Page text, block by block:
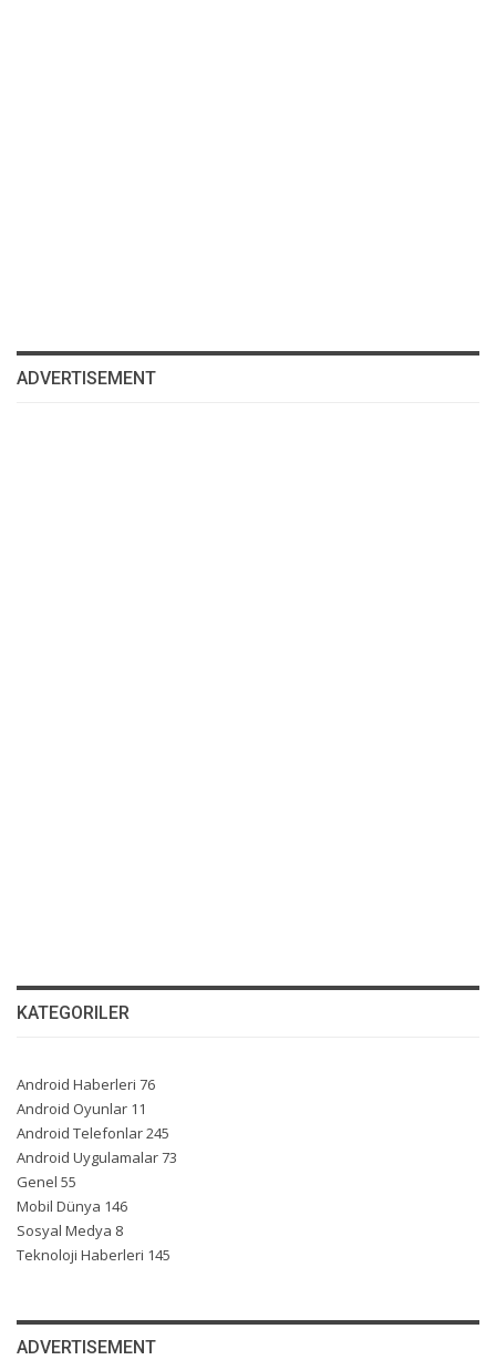
ADVERTISEMENT
KATEGORILER
Android Haberleri 76
Android Oyunlar 11
Android Telefonlar245
Android Uygulamalar73
Genel 55
Mobil Dünya 146
Sosyal Medya 8
Teknoloji Haberleri 145
ADVERTISEMENT